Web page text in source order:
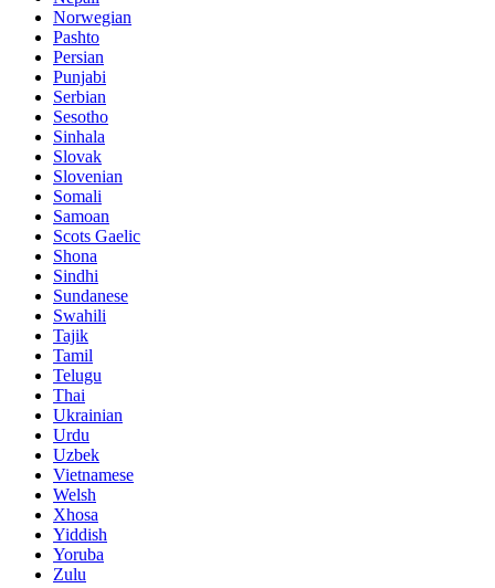
Norwegian
Pashto
Persian
Punjabi
Serbian
Sesotho
Sinhala
Slovak
Slovenian
Somali
Samoan
Scots Gaelic
Shona
Sindhi
Sundanese
Swahili
Tajik
Tamil
Telugu
Thai
Ukrainian
Urdu
Uzbek
Vietnamese
Welsh
Xhosa
Yiddish
Yoruba
Zulu